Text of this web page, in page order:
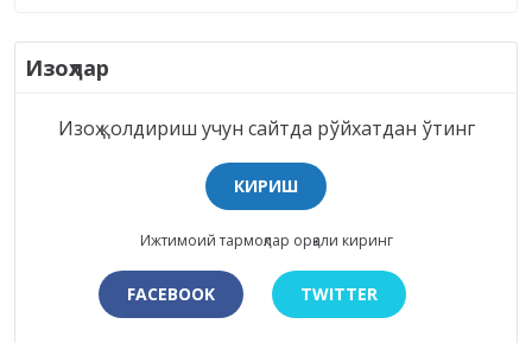
Изоҳлар
Изоҳ қолдириш учун сайтда рўйхатдан ўтинг
КИРИШ
Ижтимоий тармоқлар орқали киринг
FACEBOOK TWITTER